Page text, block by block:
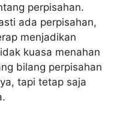
perpisahan.
ada perpisahan,
menjadikan
kuasa menahan
bilang perpisahan
tapi tetap saja